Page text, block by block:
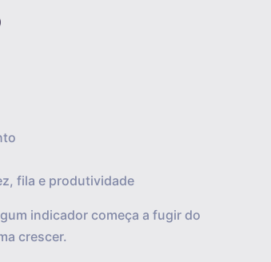
fila e produtividade
indicador começa a fugir do
crescer.